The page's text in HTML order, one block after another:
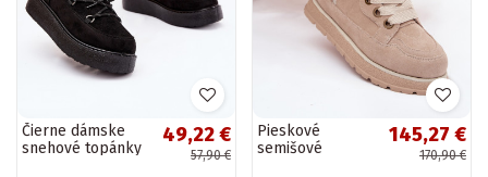
Čierne dámske
snehové topánky
49,22 €
57,90 €
Pieskové
semišové
145,27 €
170,90 €